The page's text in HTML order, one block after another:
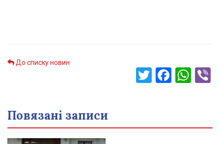
До списку новин
Twitter
Повязані записи